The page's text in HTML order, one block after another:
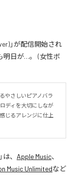
」が配信開始され
明日が…。 (女性ボ
やさしいピアノバラ
ディを大切にしなが
じるアレンジに仕上
」は、 Apple Music、
Music Unlimitedなど